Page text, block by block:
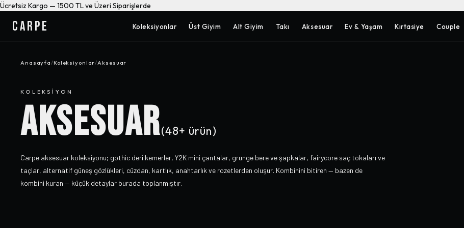
Ücretsiz Kargo — 1500 TL ve Üzeri Siparişlerde
CARPE Koleksiyonlar Üst Giyim Alt Giyim Takı Aksesuar Ev & Yaşam Kırtasiye Couple
Anasayfa/Koleksiyonlar/Aksesuar
KOLEKSIYON
AKSESUAR(48+ ürün)
Carpe aksesuar koleksiyonu; gothic deri kemerler, Y2K mini çantalar, grunge bere ve şapkalar, fairycore saç tokaları ve
taçlar, alternatif güneş gözlükleri, cüzdan, kartlık, anahtarlık ve rozetlerden oluşur. Kombinini bitiren — bazen de
kombini kuran — küçük detaylar burada toplanmıştır.